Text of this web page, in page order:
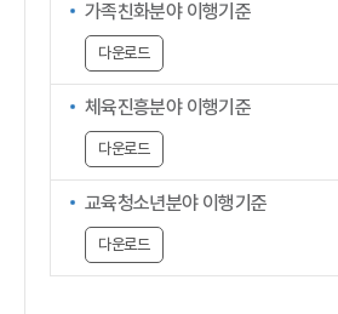
가족친화분야 이행기준
다운로드
체육진흥분야 이행기준
다운로드
교육청소년분야 이행기준
다운로드